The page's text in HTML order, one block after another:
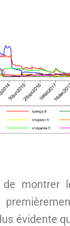
montrer
évidente